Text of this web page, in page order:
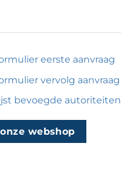
eerste aanvraag
vervolg aanvraag
bevoegde autoriteiten
webshop